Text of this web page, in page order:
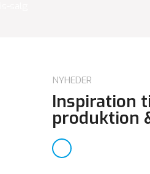
NYHEDER
Inspiration
produktion